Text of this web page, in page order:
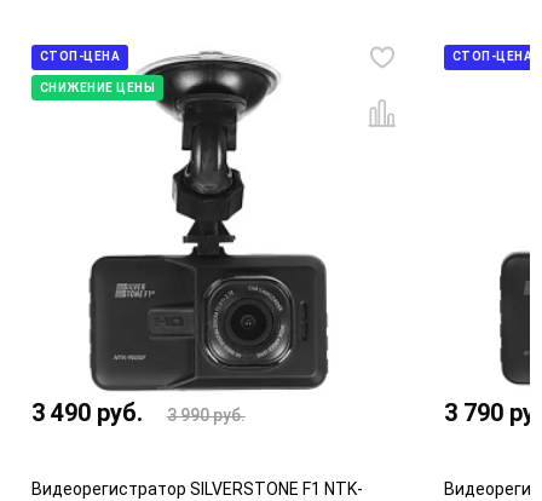
СТОП-ЦЕНА
СНИЖЕНИЕ ЦЕНЫ
3 490 руб. 3 990руб.
Видеорегистратор SILVERSTONE F1 NTK-
СТОП-ЦЕНА
3 790